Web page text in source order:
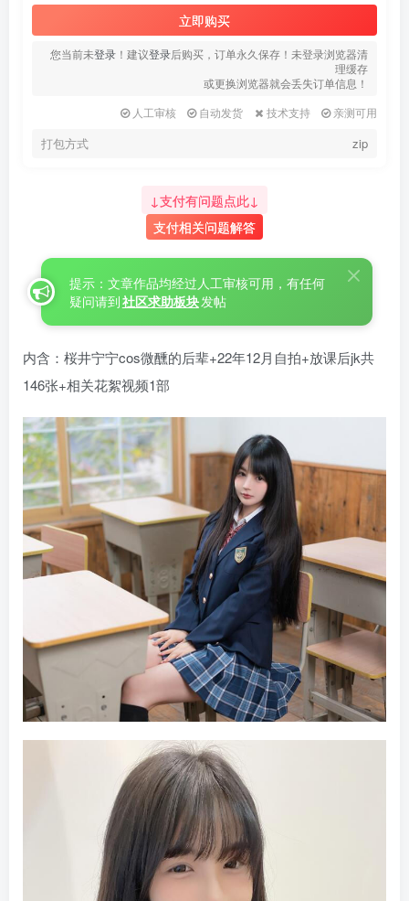
立即购买
您当前未登录 ！建议登录后购买，订单永久保存！未登录浏览器清
理缓存
或更换浏览器就会丢失订单信息！
人工审核
自动发货 技术支持 亲测可用
打包方式 zip
↓支付有问题点此↓
支付相关问题解答
提示：文章作品均经过人工审核可用，有任何
疑问请到社区求助板块发帖
内含：桜井宁宁cos微醺的后辈+22年12月自拍+放课后jk共
146张+相关花絮视频1部